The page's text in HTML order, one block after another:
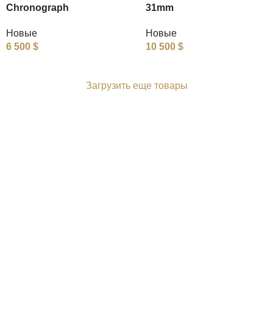
Chronograph
Новые
6 500 $
31mm
Новые
10 500 $
Загрузить еще товары